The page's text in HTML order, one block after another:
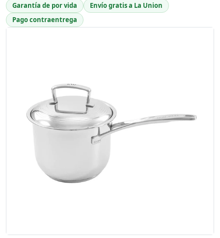
Garantía de por vida
Envío gratis a La Union
Pago contraentrega